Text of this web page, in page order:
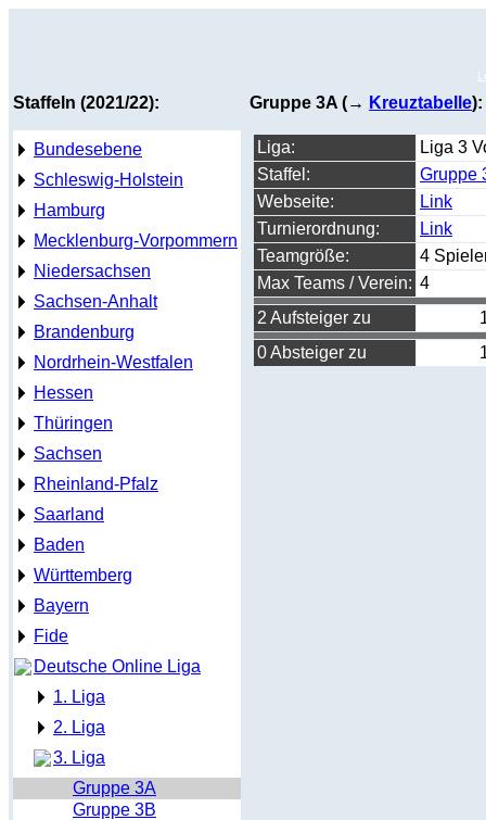
Staffeln (2021/22):
Bundesebene
Schleswig-Holstein
Hamburg
Mecklenburg-Vorpommern
Niedersachsen
Sachsen-Anhalt
Brandenburg
Nordrhein-Westfalen
Hessen
Thüringen
Sachsen
Rheinland-Pfalz
Saarland
Baden
Württemberg
Bayern
Fide
Deutsche Online Liga
1. Liga
2. Liga
3. Liga
Gruppe 3A
Gruppe 3B
Gruppe 3A (→ Kreuztabelle):
Liga:
Liga 3
Staffel:
Gruppe
Webseite:
Link
Turnierordnung:
Link
Teamgröße:
4
Max Teams / Verein: 4
2 Aufsteiger zu
0 Absteiger zu